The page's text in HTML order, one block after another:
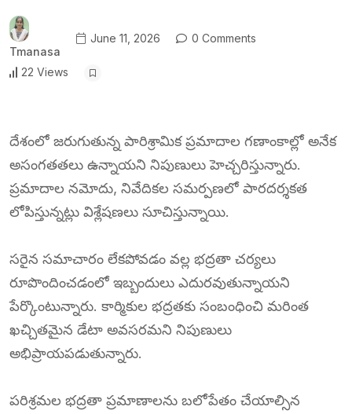
Tmanasa
June 11, 2026 0 Comments
22 Views
దేశంలో జరుగుతున్న పారిశ్రామిక ప్రమాదాల గణాంకాల్లో అనేక
అసంగతతలు ఉన్నాయని నిపుణులు హెచ్చరిస్తున్నారు.
ప్రమాదాల నమోదు, నివేదికల సమర్పణలో పారదర్శకత
లోపిస్తున్నట్లు విశ్లేషణలు సూచిస్తున్నాయి.
సరైన సమాచారం లేకపోవడం వల్ల భద్రతా చర్యలు
రూపొందించడంలో ఇబ్బందులు ఎదురవుతున్నాయని
పేర్కొంటున్నారు. కార్మికుల భద్రతకు సంబంధించి మరింత
ఖచ్చితమైన డేటా అవసరమని నిపుణులు
అభిప్రాయపడుతున్నారు.
పరిశ్రమల భద్రతా ప్రమాణాలను బలోపేతం చేయాల్సిన